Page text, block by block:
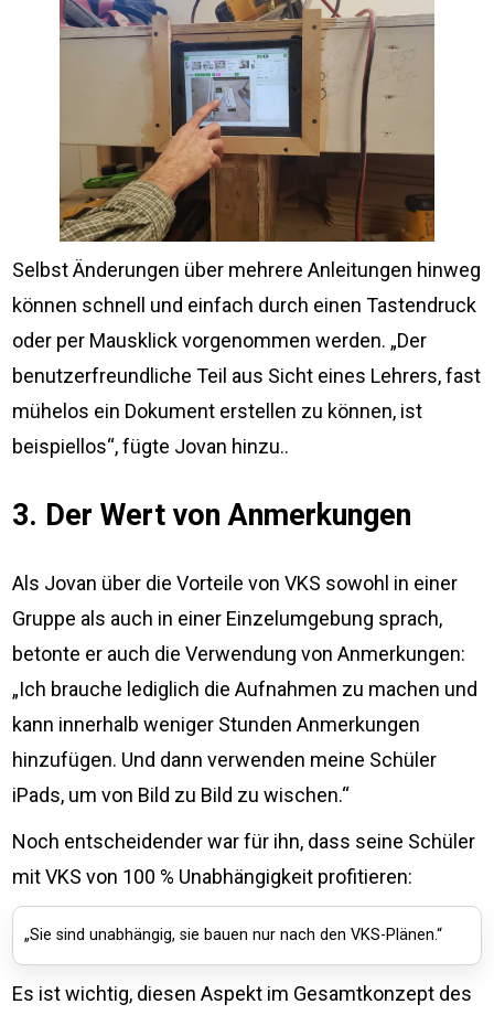
Selbst Änderungen über mehrere Anleitungen hinweg
können schnell und einfach durch einen Tastendruck
oder per Mausklick vorgenommen werden. „Der
benutzerfreundliche Teil aus Sicht eines Lehrers, fast
mühelos ein Dokument erstellen zu können, ist
beispiellos“, fügte Jovan hinzu..
3. Der Wert von Anmerkungen
Als Jovan über die Vorteile von VKS sowohl in einer
Gruppe als auch in einer Einzelumgebung sprach,
betonte er auch die Verwendung von Anmerkungen:
„Ich brauche lediglich die Aufnahmen zu machen und
kann innerhalb weniger Stunden Anmerkungen
hinzufügen. Und dann verwenden meine Schüler
iPads, um von Bild zu Bild zu wischen.“
Noch entscheidender war für ihn, dass seine Schüler
mit VKS von 100 % Unabhängigkeit profitieren:
„Sie sind unabhängig, sie bauen nur nach den VKS-Plänen.“
Es ist wichtig, diesen Aspekt im Gesamtkonzept des